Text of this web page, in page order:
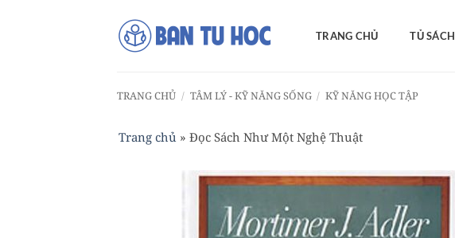
TRANG CHỦ TỦ SÁCH
TRANG CHỦ / TÂM LÝ - KỸ NĂNG SỐNG / KỸ NĂNG HỌC TẬP
Trang chủ »Đọc Sách Như Một Nghệ Thuật